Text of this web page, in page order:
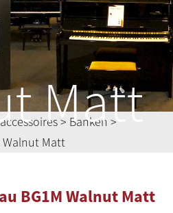
Matt
accessoires> Banken >
Walnut Matt
BG1M Walnut Matt